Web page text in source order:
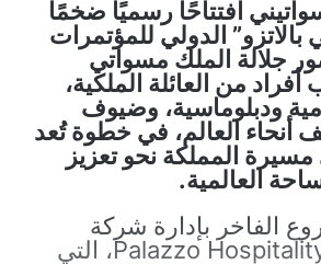
افتتاحًا رسميًا ضخمًا
بالاتزو” الدولي للمؤتمرات
جلالة الملك مسواتي
أفراد من العائلة الملكية،
ودبلوماسية، وضيوف
أنحاء العالم، في خطوة تُعد
المملكة نحو تعزيز
العالمية.
الفاخر بإدارة شركة
Palazzo Hospitality International، التي